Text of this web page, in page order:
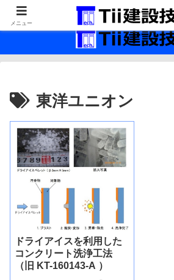
最新の建設技術の情報イン
東洋ユニオン
ドライアイスを利用した
コンクリート洗浄工法
（旧 KT-160143-A ）
メニュー